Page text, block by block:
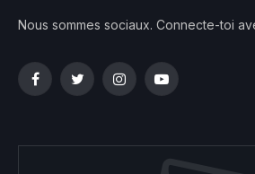
Nous sommes sociaux. Connecte-toi
FacebookTwitterInstagramYouTube